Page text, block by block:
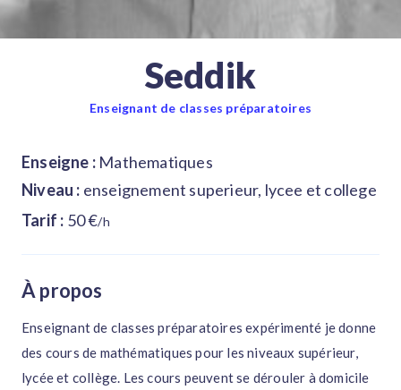
Seddik
Enseignant de classes préparatoires
Enseigne : Mathematiques
Niveau : enseignement superieur, lycee et college
Tarif : 50 €/h
À propos
Enseignant de classes préparatoires expérimenté je donne
des cours de mathématiques pour les niveaux supérieur,
lycée et collège. Les cours peuvent se dérouler à domicile